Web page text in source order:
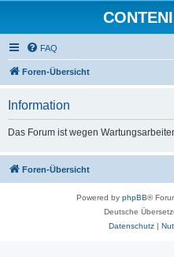
FAQ
Foren-Übersicht
Information
Das Forum ist wegen
Foren-Übersicht
Powered by phpBB®
Deutsche
Datenschutz|